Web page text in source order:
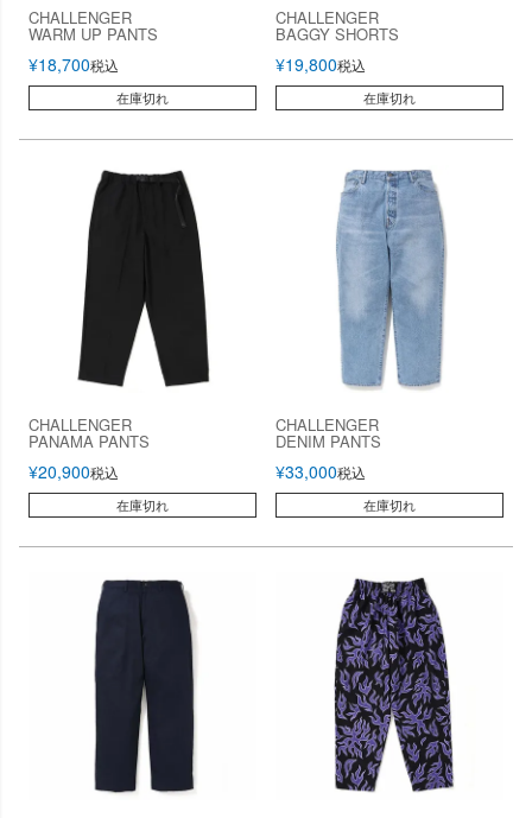
CHALLENGER
WARM UP PANTS
¥18,700税込
在庫切れ
CHALLENGER
BAGGY SHORTS
¥19,800税込
在庫切れ
CHALLENGER
PANAMA PANTS
¥20,900税込
在庫切れ
CHALLENGER
DENIM PANTS
¥33,000税込
在庫切れ